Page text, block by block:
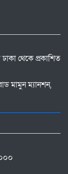
থেকে প্রকাশিত
মামুন ম্যানশন,